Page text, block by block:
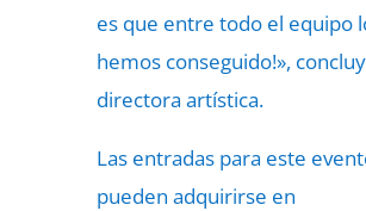
es que entre todo el equipo
hemos conseguido!»,
directora artística.
Las entradas para este
pueden adquirirse en